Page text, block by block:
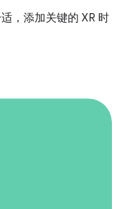
，添加关键的 XR 时